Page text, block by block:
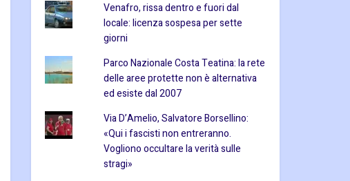
Venafro, rissa dentro e fuori dal
locale: licenza sospesa per sette
giorni
Parco Nazionale Costa Teatina: la rete
delle aree protette non è alternativa
ed esiste dal 2007
Via D’Amelio, Salvatore Borsellino:
«Qui i fascisti non entreranno.
Vogliono occultare la verità sulle
stragi»